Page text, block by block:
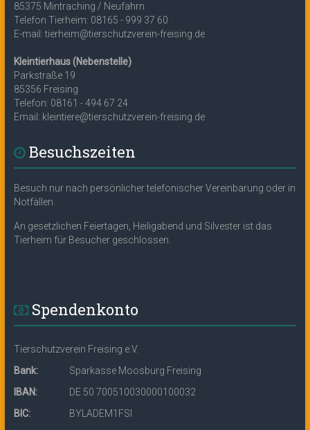
85375 Mintraching / Neufahrn
Telefon Tierheim: 08165 - 999 37 60
E-mail: tierheim@tierschutzverein-freising.de
Kleintierhaus (Nebenstelle)
Parkstraße 19
85356 Freising
Telefon: 08161 - 494 67 24
Email: kleintiere@tierschutzverein-freising.de
Besuchszeiten
Besuch nur nach persönlicher telefonischer Vereinbarung oder in
Notfällen.
An gesetzlichen Feiertagen, Heiligabend und Silvester ist das
Tierheim für Besucher geschlossen.
Spendenkonto
Tierschutzverein Freising e.V.
Bank:
Sparkasse Moosburg Freising
IBAN:
DE 50 700510030000100032
BIC:
BYLADEM1FSI